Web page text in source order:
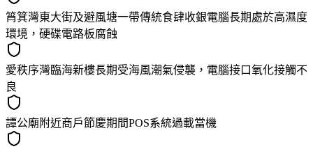
筲箕灣東大街及避風塘一帶傳統食肆收銀電腦長期處於高濕度
環境，硬碟電路板腐蝕
愛秩序灣臨海新樓長期受海風潮氣侵襲，電腦接口氧化接觸不
良
譚公廟附近商戶節慶期間POS系統過載當機